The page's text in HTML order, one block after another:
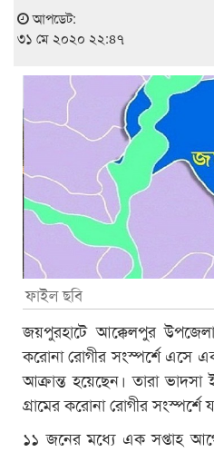
আপডেট:
৩১ মে ২০২০ ২২:৪৭
ফাইল ছবি
জয়পুরহাটে আক্কেলপুর
করোনা রোগীর সংস্পর্শে এসে
আক্রান্ত হয়েছেন। তারা
গ্রামের করোনা রোগীর সংস্পর্শে
১১ জনের মধ্যে এক সপ্তাহ